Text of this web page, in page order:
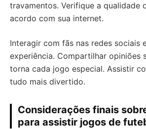
travamentos. Verifique a qualidade
acordo com sua internet.
Interagir com fãs nas redes sociais
experiência. Compartilhar opiniões
torna cada jogo especial. Assistir
tudo mais divertido.
Considerações finais
para assistir jogos de